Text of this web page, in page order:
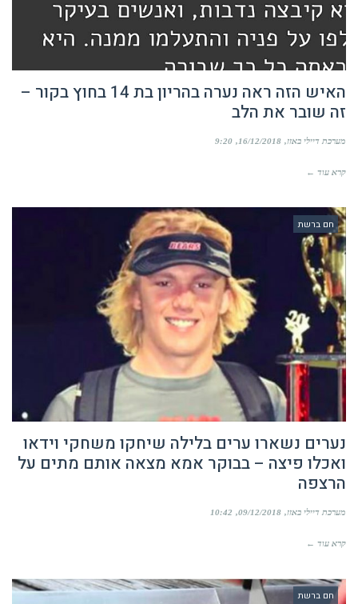
האיש הזה ראה נערה בהריון בת 14 בחוץ בקור –
זה שובר את הלב
מערכת דיילי באזז 16/12/2018
9:20
קרא עוד ←
חם ברשת
נערים נשארו ערים בלילה שיחקו משחקי וידאו
ואכלו פיצה – בבוקר אמא מצאה אותם מתים על
הרצפה
מערכת דיילי באזז 09/12/2018
10:42
קרא עוד ←
חם ברשת